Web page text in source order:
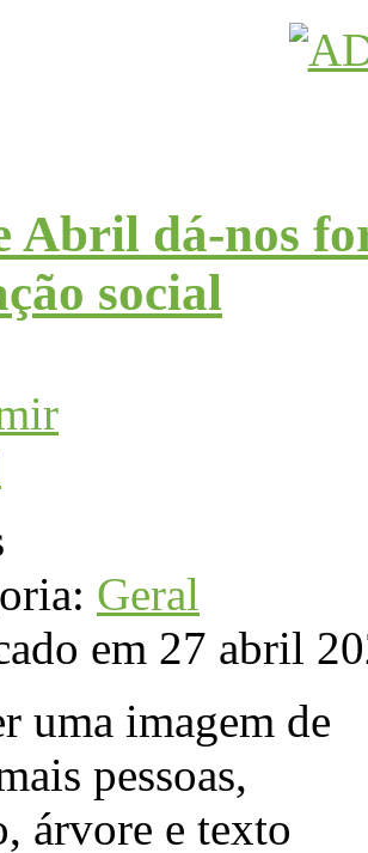
Abril dá-nos
social
Geral
em 27 abril